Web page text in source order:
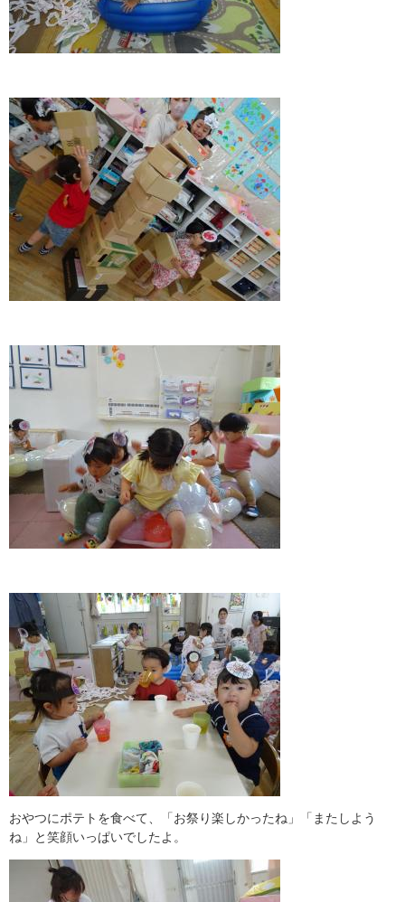
おやつにポテトを食べて、「お祭り楽しかったね」「またしよう
ね」と笑顔いっぱいでしたよ。